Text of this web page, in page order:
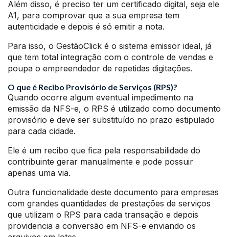
Além disso, é preciso ter um certificado digital, seja ele
A1, para comprovar que a sua empresa tem
autenticidade e depois é só emitir a nota.
Para isso, o GestãoClick é o sistema emissor ideal, já
que tem total integração com o controle de vendas e
poupa o empreendedor de repetidas digitações.
O que é Recibo Provisório de Serviços (RPS)?
Quando ocorre algum eventual impedimento na
emissão da NFS-e, o RPS é utilizado como documento
provisório e deve ser substituído no prazo estipulado
para cada cidade.
Ele é um recibo que fica pela responsabilidade do
contribuinte gerar manualmente e pode possuir
apenas uma via.
Outra funcionalidade deste documento para empresas
com grandes quantidades de prestações de serviços
que utilizam o RPS para cada transação e depois
providencia a conversão em NFS-e enviando os